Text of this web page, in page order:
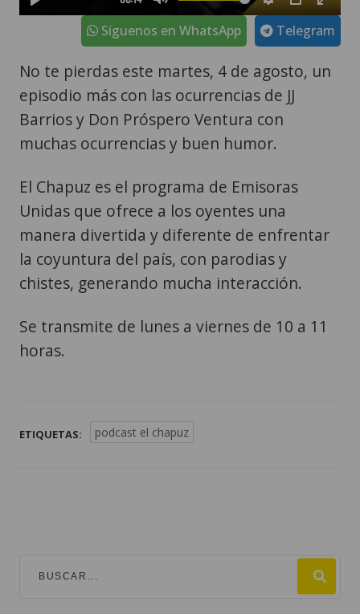
Telegram
Síguenos en WhatsApp
No te pierdas este martes, 4 de agosto, un
episodio más con las ocurrencias de JJ
Barrios y Don Próspero Ventura con
muchas ocurrencias y buen humor.
El Chapuz es el programa de Emisoras
Unidas que ofrece a los oyentes una
manera divertida y diferente de enfrentar
la coyuntura del país, con parodias y
chistes, generando mucha interacción.
Se transmite de lunes a viernes de 10 a 11
horas.
ETIQUETAS: podcast el chapuz